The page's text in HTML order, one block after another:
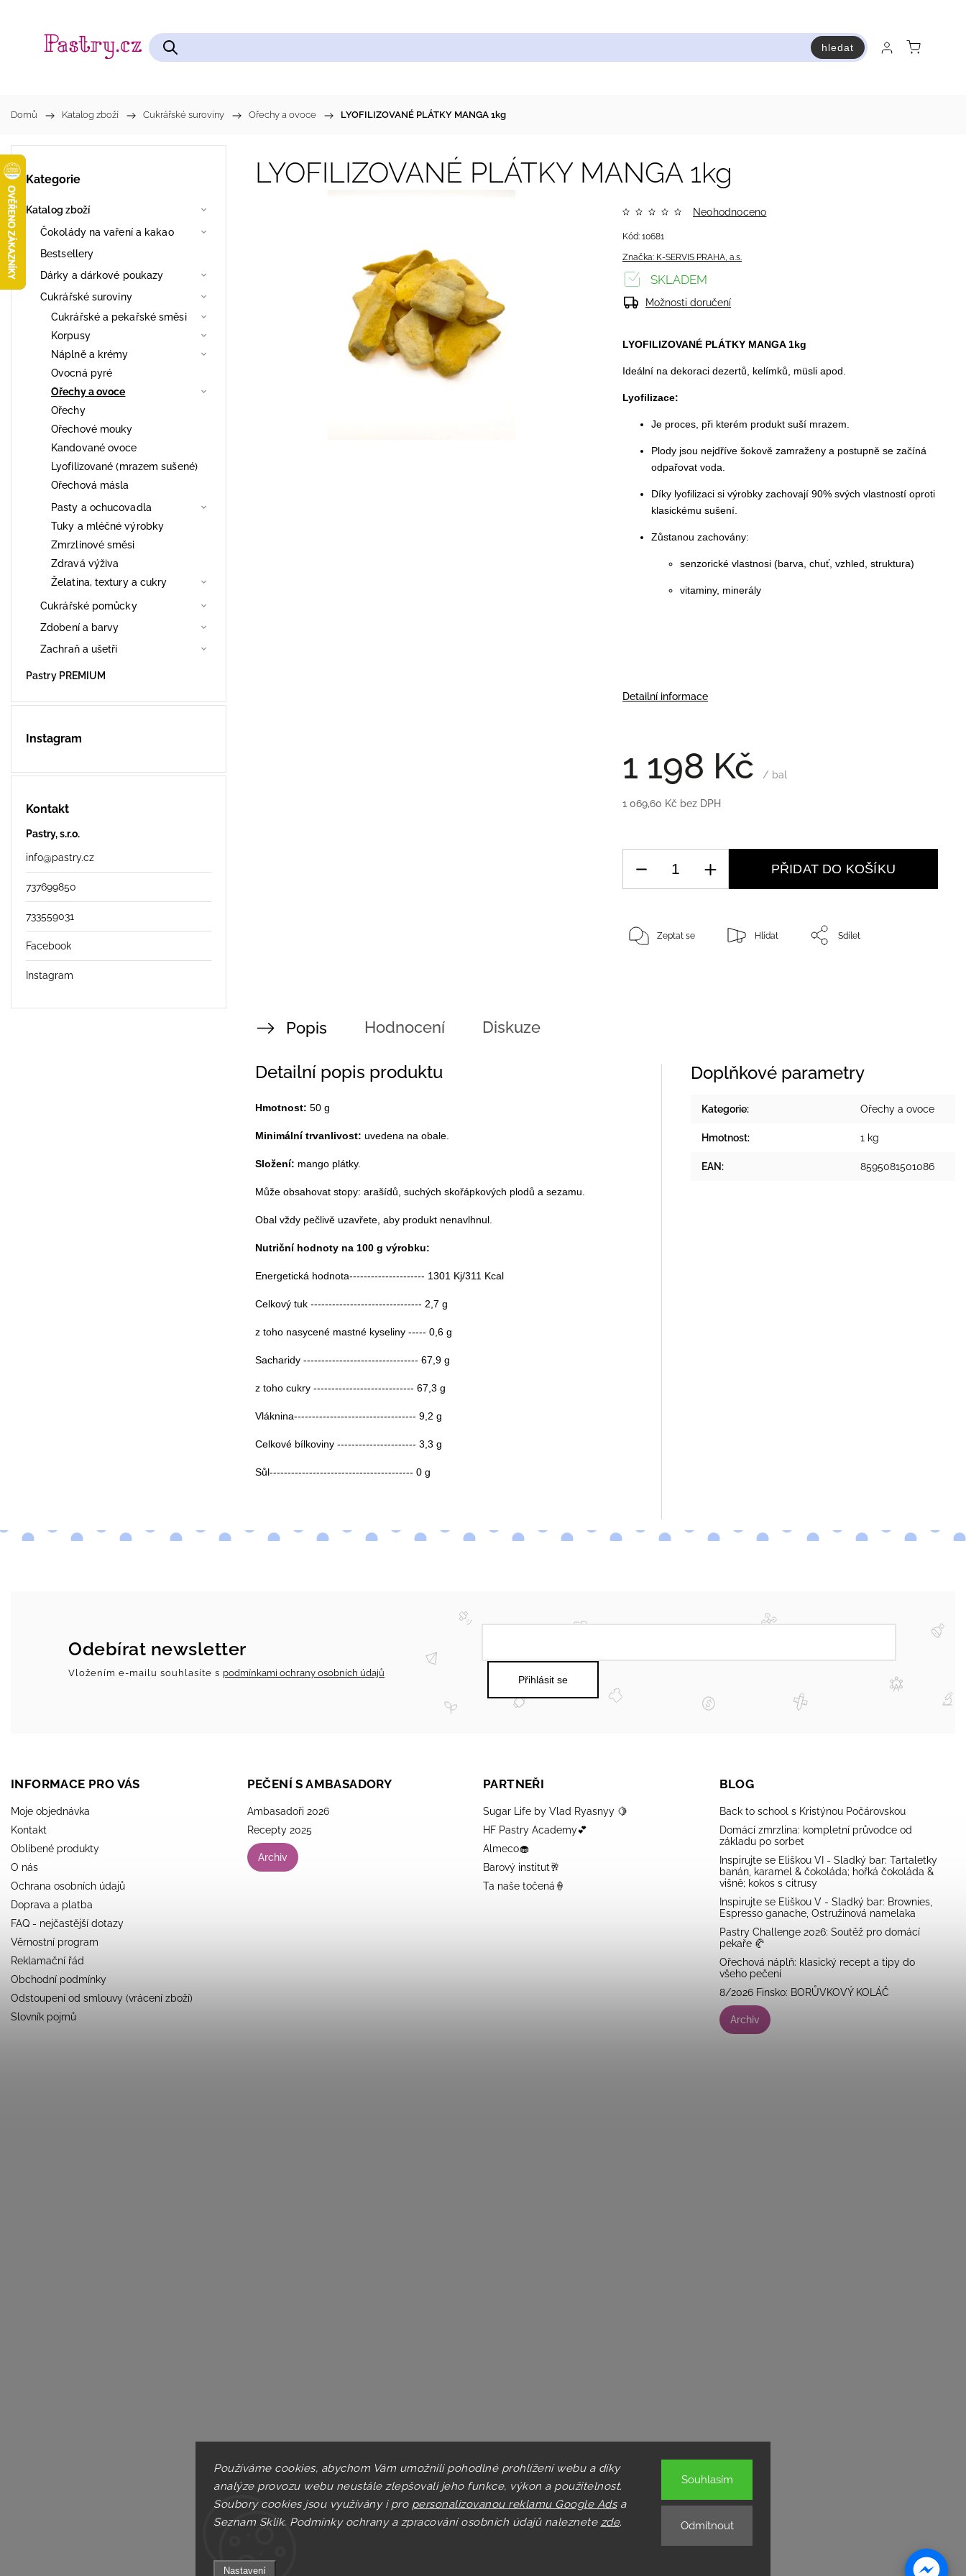
Používáme cookies, abychom Vám umožnili pohodlné prohlížení webu a díky
analýze provozu webu neustále zlepšovali jeho funkce, výkon a použitelnost.
Soubory cookies jsou využívány i pro personalizovanou reklamu Google Adsa
Seznam Sklik. Podmínky ochrany a zpracování osobních údajů naleznete zde.
Nastavení
Odmítnout
Souhlasím
hledat
Domů / Katalog zboží / Cukrářské suroviny / Ořechy a ovoce / LYOFILIZOVANÉ PLÁTKY MANGA 1kg
Kategorie
Katalog zboží
Čokolády na vaření a kakao
Bestsellery
Dárky a dárkové poukazy
Cukrářské suroviny
Cukrářské a pekařské směsi
Korpusy
Náplně a krémy
Ovocná pyré
Ořechy a ovoce
Ořechy
Ořechové mouky
Kandované ovoce
Lyofilizované (mrazem sušené)
Ořechová másla
Pasty a ochucovadla
Tuky a mléčné výrobky
Zmrzlinové směsi
Zdravá výživa
Želatina, textury a cukry
Cukrářské pomůcky
Zdobení a barvy
Zachraň a ušetři
Pastry PREMIUM
Instagram
Kontakt
Pastry, s.r.o.
info@pastry.cz
737699850
733559031
Facebook
Instagram
LYOFILIZOVANÉ PLÁTKY MANGA 1kg
Značka: K-SERVIS PRAHA, a.s.
Neohodnoceno
1 198 Kč / bal
1 069,60 Kč bez DPH
Kód: 10681
LYOFILIZOVANÉ PLÁTKY MANGA 1kg
Ideální na dekoraci dezertů, kelímků, müsli apod.
Lyofilizace:
Je proces, při kterém produkt suší mrazem.
Plody jsou nejdříve šokově zamraženy a postupně se začíná
odpařovat voda.
Díky lyofilizaci si výrobky zachovají 90% svých vlastností oproti
klasickému sušení.
Zůstanou zachovány:
senzorické vlastnosi (barva, chuť, vzhled, struktura)
vitaminy, minerály
Detailní informace
SKLADEM
Možnosti doručení
PŘIDAT DO KOŠÍKU
Zeptat se Hlídat Sdílet
Popis Hodnocení Diskuze
Detailní popis produktu
Hmotnost: 50 g
Minimální trvanlivost: uvedena na obale.
Složení: mango plátky.
Může obsahovat stopy: arašídů, suchých skořápkových plodů a sezamu.
Obal vždy pečlivě uzavřete, aby produkt nenavlhnul.
Nutriční hodnoty na 100 g výrobku:
Energetická hodnota--------------------- 1301 Kj/311 Kcal
Celkový tuk ------------------------------- 2,7 g
z toho nasycené mastné kyseliny ----- 0,6 g
Sacharidy -------------------------------- 67,9 g
z toho cukry ---------------------------- 67,3 g
Vláknina---------------------------------- 9,2 g
Celkové bílkoviny ---------------------- 3,3 g
Sůl---------------------------------------- 0 g
Doplňkové parametry
Kategorie: Ořechy a ovoce
Hmotnost: 1 kg
EAN : 8595081501086
Odebírat newsletter
Vložením e-mailu souhlasíte s podmínkami ochrany osobních údajů
Přihlásit se
INFORMACE PRO VÁS
Moje objednávka
Kontakt
Oblíbené produkty
O nás
Ochrana osobních údajů
Doprava a platba
FAQ - nejčastější dotazy
Věrnostní program
Reklamační řád
Obchodní podmínky
Odstoupení od smlouvy (vrácení zboží)
Slovník pojmů
PEČENÍ S AMBASADORY
Ambasadoři 2026
Recepty 2025
Archiv
PARTNEŘI
Sugar Life by Vlad Ryasnyy 🍋
HF Pastry Academy💕
Almeco🧁
Barový institut🥂
Ta naše točená🍦
BLOG
Back to school s Kristýnou Počárovskou
Domácí zmrzlina: kompletní průvodce od
základu po sorbet
Inspirujte se Eliškou VI - Sladký bar: Tartaletky
banán, karamel & čokoláda; hořká čokoláda &
višně; kokos s citrusy
Inspirujte se Eliškou V - Sladký bar: Brownies,
Espresso ganache, Ostružinová namelaka
Pastry Challenge 2026: Soutěž pro domácí
pekaře 🥐
Ořechová náplň: klasický recept a tipy do
všeho pečení
8/2026 Finsko: BORŮVKOVÝ KOLÁČ
Archiv